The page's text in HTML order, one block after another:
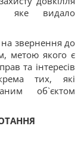
яке видало
звернення до
метою якого є
та інтересів
тих, які
об`єктом